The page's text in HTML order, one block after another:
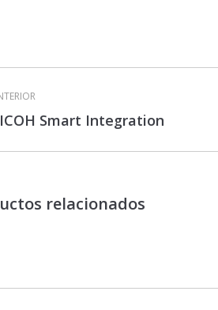
Smart Integration
relacionados